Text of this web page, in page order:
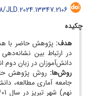
JLD.2024.13347.2106
چکیده
هدف: پژوهش حاضر با
در ارتباط بین
دانش‌آموزان در زبان دوم
روش‌ها: روش پژوهش
جامعه آماری مطالعه،